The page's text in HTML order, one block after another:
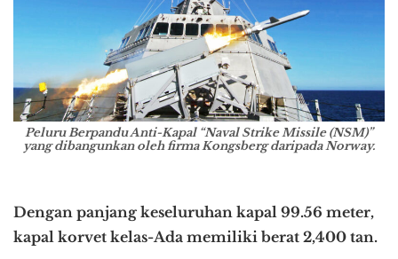
Peluru Berpandu Anti-Kapal “Naval Strike Missile (NSM)”
yang dibangunkan oleh firma Kongsberg daripada Norway.
Dengan panjang keseluruhan kapal 99.56 meter,
kapal korvet kelas-Ada memiliki berat 2,400 tan.